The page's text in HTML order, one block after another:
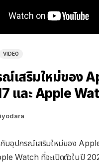
VIDEO
เสริมใหม่ของ
และ Apple
กับอุปกรณ์เสริมใหม่ของ
Watch ที่จะเปิดตัวในปี